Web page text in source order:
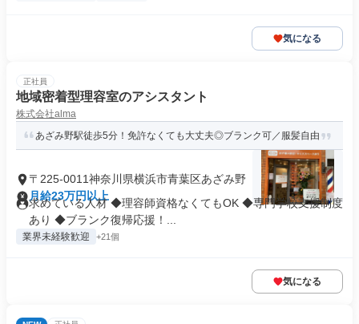
気になる
正社員
地域密着型理容室のアシスタント
株式会社alma
あざみ野駅徒歩5分！免許なくても大丈夫◎ブランク可／服髪自由
〒225-0011神奈川県横浜市青葉区あざみ野
月給23万円以上
求めている人材 ◆理容師資格なくてもOK ◆専門学校支援制度
あり ◆ブランク復帰応援！...
業界未経験歓迎 +21個
気になる